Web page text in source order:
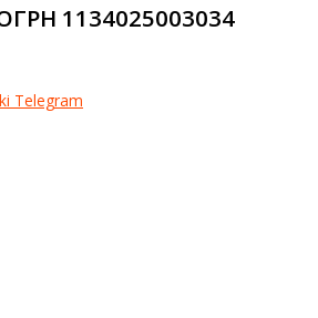
1134025003034
Telegram